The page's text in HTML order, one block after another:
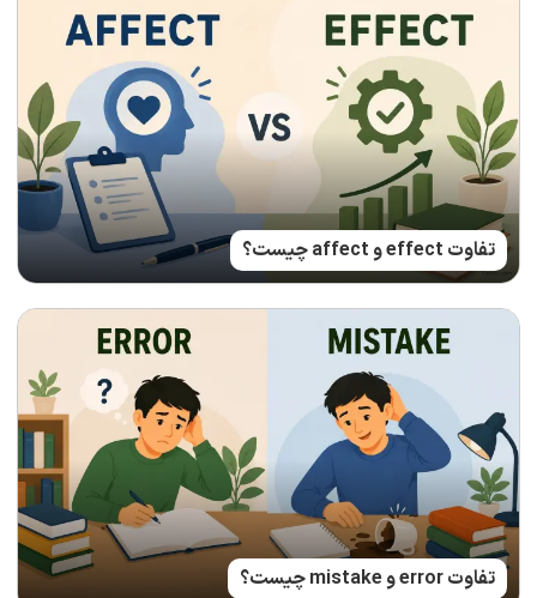
تفاوت effect و affect چیست؟
تفاوت error و mistake چیست؟